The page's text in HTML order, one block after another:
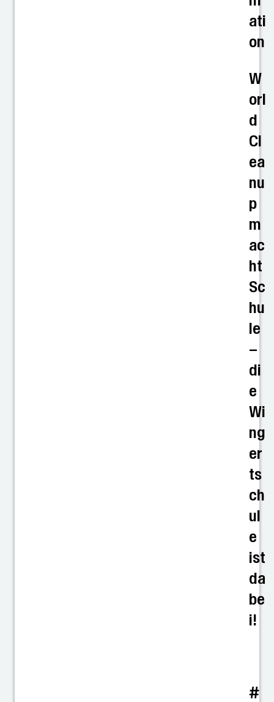
ati
on
W
orl
d
Cl
ea
nu
p
m
ac
ht
Sc
hu
le
–
di
e
Wi
ng
er
ts
ch
ul
e
ist
da
be
i!
#